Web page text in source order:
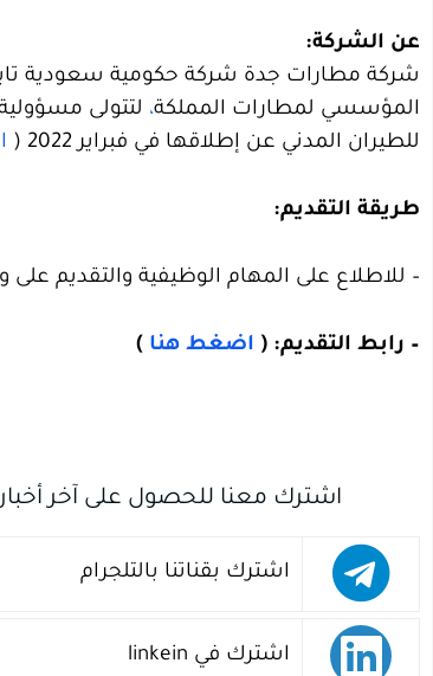
عن الشركة:
شركة مطارات جدة شركة حكومية سعودية
المؤسسي لمطارات المملكة، لتتولى
للطيران المدني عن إطلاقها في فبراير 2022 (
طريقة التقديم:
– للاطلاع على المهام الوظيفية والتقديم
– رابط التقديم: ( اضغط هنا )
اشترك معنا للحصول على آخر
اشترك بقناتنا بالتلجرام
اشترك في linkein